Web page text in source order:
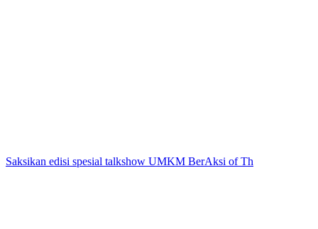
Saksikan edisi spesial talkshow UMKM BerAksi of Th